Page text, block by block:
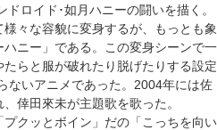
ロイド･如月ハニーの闘いを描く。
々な容貌に変身するが、もっとも象
ニー」である。この変身シーンで一
らと服が破れたり脱げたりする設定
ないアニメであった。2004年には佐
倖田來未が主題歌を歌った。
クッとボイン」だの「こっちを向い